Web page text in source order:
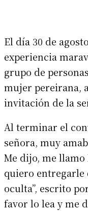
El día 30 de
experiencia
grupo de
mujer pereirana,
invitación de la
Al terminar el
señora, muy
Me dijo, me llamo
quiero entregarle
oculta”, escrito
favor lo lea y me